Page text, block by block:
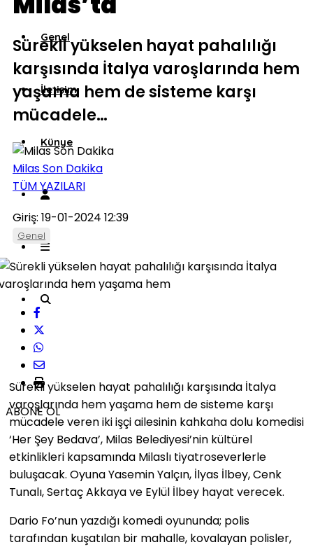
Genel
İletişim
Künye
Sürekli yükselen hayat pahalılığı
karşısında İtalya varoşlarında hem
yaşama hem de sisteme karşı
mücadele…
Milas Son Dakika
TÜM YAZILARI
Giriş: 19-01-2024 12:39
Genel
ABONE OL
Sürekli yükselen hayat pahalılığı karşısında İtalya
varoşlarında hem yaşama hem de sisteme karşı
mücadele veren iki işçi ailesinin kahkaha dolu komedisi
‘Her Şey Bedava’, Milas Belediyesi’nin kültürel
etkinlikleri kapsamında Milaslı tiyatroseverlerle
buluşacak. Oyuna Yasemin Yalçın, İlyas İlbey, Cenk
Tunalı, Sertaç Akkaya ve Eylül İlbey hayat verecek.
Dario Fo’nun yazdığı komedi oyununda; polis
tarafından kuşatılan bir mahalle, kovalayan polisler,